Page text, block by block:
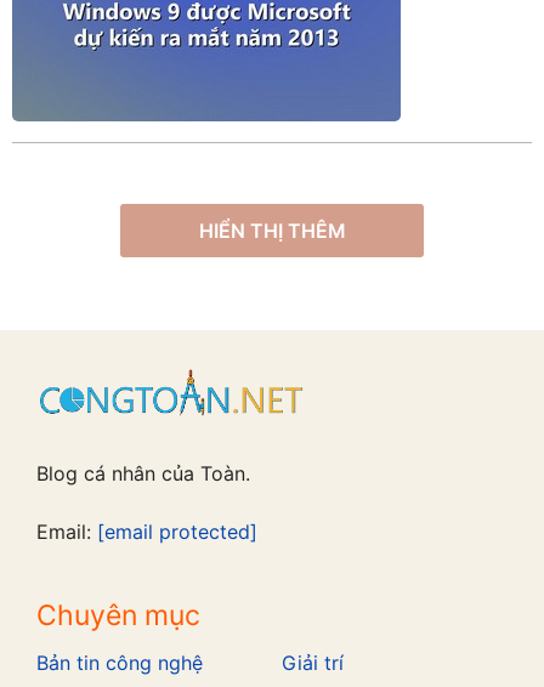
HIỂN THỊ THÊM
Blog cá nhân của Toàn.
Email: [email protected]
Chuyên mục
Bản tin công nghệ Giải trí